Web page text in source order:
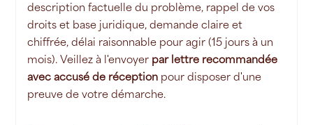
description factuelle du problème, rappel de vos
droits et base juridique, demande claire et
chiffrée, délai raisonnable pour agir (15 jours à un
mois). Veillez à l'envoyer par lettre recommandée
avec accusé de réception pour disposer d'une
preuve de votre démarche.